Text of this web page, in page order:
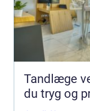
Tandlæge
du tryg og